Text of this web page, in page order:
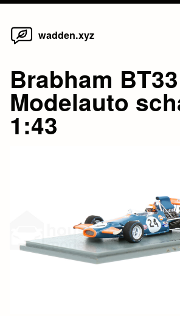
Skip
wadden.xyz
Brabham
Modelauto
1:43